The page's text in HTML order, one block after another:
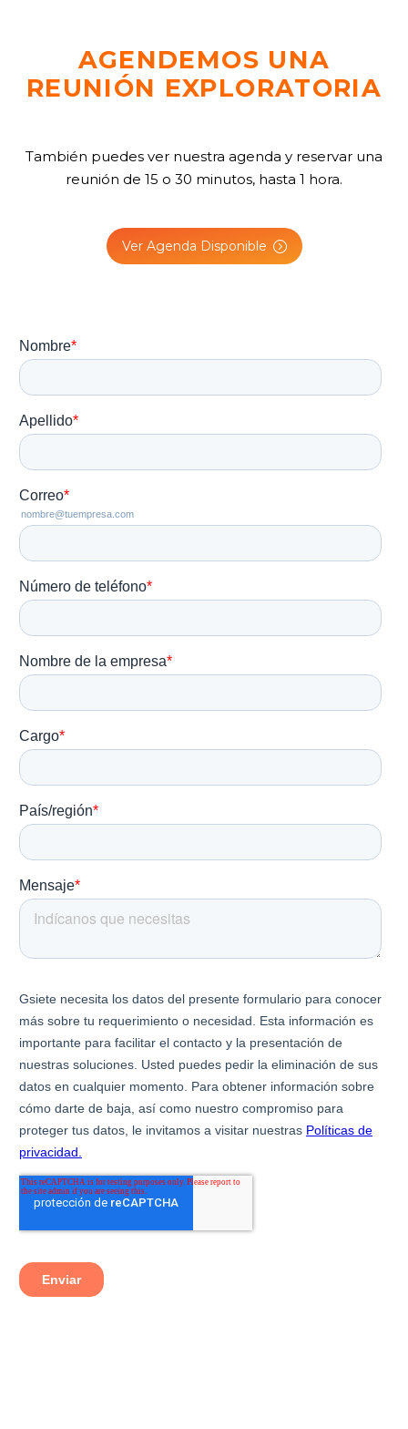
AGENDEMOS UNA
REUNIÓN EXPLORATORIA
También puedes ver nuestra agenda y reservar una
reunión de 15 o 30 minutos, hasta 1 hora.
Ver Agenda Disponible =